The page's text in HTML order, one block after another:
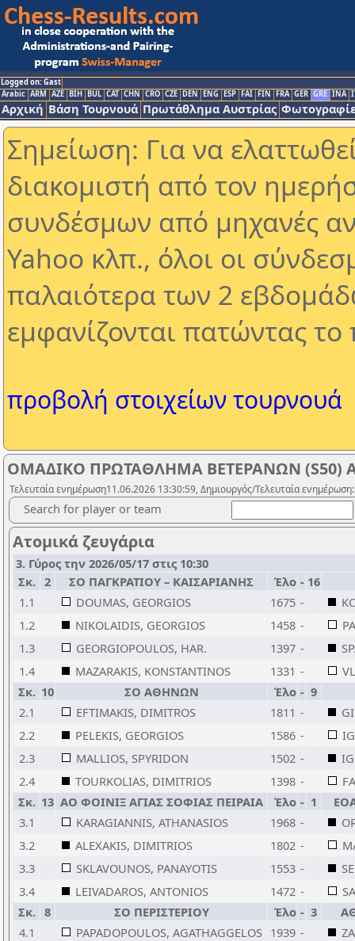
Logged on: Gast
Arabic ARM AZE BIH BUL CAT CHN CRO CZE DEN ENG ESP FAI FIN FRA GER GRE INA
Αρχική Βάση Τουρνουά Πρωτάθλημα Αυστρίας
Σημείωση: Για να
διακομιστή από τον
συνδέσμων από μηχανές
Yahoo κλπ., όλοι οι
παλαιότερα των 2
εμφανίζονται πατώντας
προβολή στοιχείων τουρνουά
ΟΜΑΔΙΚΟ ΠΡΩΤΑΘΛΗΜΑ ΒΕΤΕΡΑΝΩΝ (S50)
Τελευταία ενημέρωση11.06.2026 13:30:59, Δημιουργός/Τελευταία
Search for player or team
Ατομικά ζευγάρια
3. Γύρος την 2026/05/17 στις 10:30
Σκ. 2 ΣΟ ΠΑΓΚΡΑΤΙΟΥ – ΚΑΙΣΑΡΙΑΝΗΣ Έλο - 16
1.1
DOUMAS, GEORGIOS 1675 -
1.2
NIKOLAIDIS, GEORGIOS 1458 -
1.3
GEORGIOPOULOS, HAR. 1397 -
1.4
MAZARAKIS, KONSTANTINOS 1331 -
Σκ. 10 ΣΟ ΑΘΗΝΩΝ Έλο - 9
2.1
EFTIMAKIS, DIMITROS 1811 -
2.2
PELEKIS, GEORGIOS 1586 -
2.3
MALLIOS, SPYRIDON 1502 -
2.4
TOURKOLIAS, DIMITRIOS 1398 -
Σκ. 13 ΑΟ ΦΟΙΝΙΞ ΑΓΙΑΣ ΣΟΦΙΑΣ ΠΕΙΡΑΙΑ Έλο - 1
3.1
KARAGIANNIS, ATHANASIOS 1968 -
3.2
ALEXAKIS, DIMITRIOS 1802 -
3.3
SKLAVOUNOS, PANAYOTIS 1553 -
3.4
LEIVADAROS, ANTONIOS 1472 -
Σκ. 8 ΣΟ ΠΕΡΙΣΤΕΡΙΟΥ Έλο - 3
4.1
PAPADOPOULOS, AGATHAGGELOS 1939 -